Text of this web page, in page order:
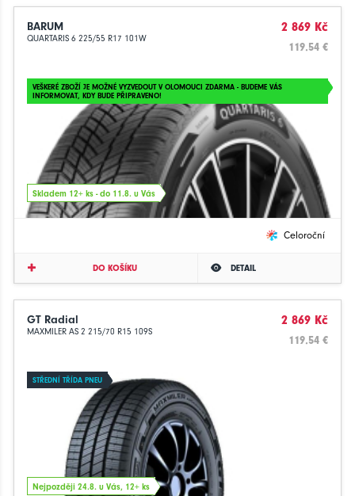
BARUM
QUARTARIS 6 225/55 R17 101W
2 869 Kč
119.54 €
VEŠKERÉ ZBOŽÍ JE MOŽNÉ VYZVEDOUT V OLOMOUCI ZDARMA - BUDEME VÁS
INFORMOVAT, KDY BUDE PŘIPRAVENO!
Skladem 12+ ks - do 11.8. u Vás
Celoroční
DO KOŠÍKU DETAIL
GT Radial
MAXMILER AS 2 215/70 R15 109S
2 869 Kč
119.54 €
STŘEDNÍ TŘÍDA PNEU
Nejpozději 24.8. u Vás, 12+ ks